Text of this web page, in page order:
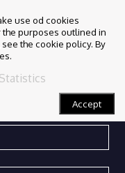
use od cookies
purposes outlined in
the cookie policy. By
Statistics
Accept